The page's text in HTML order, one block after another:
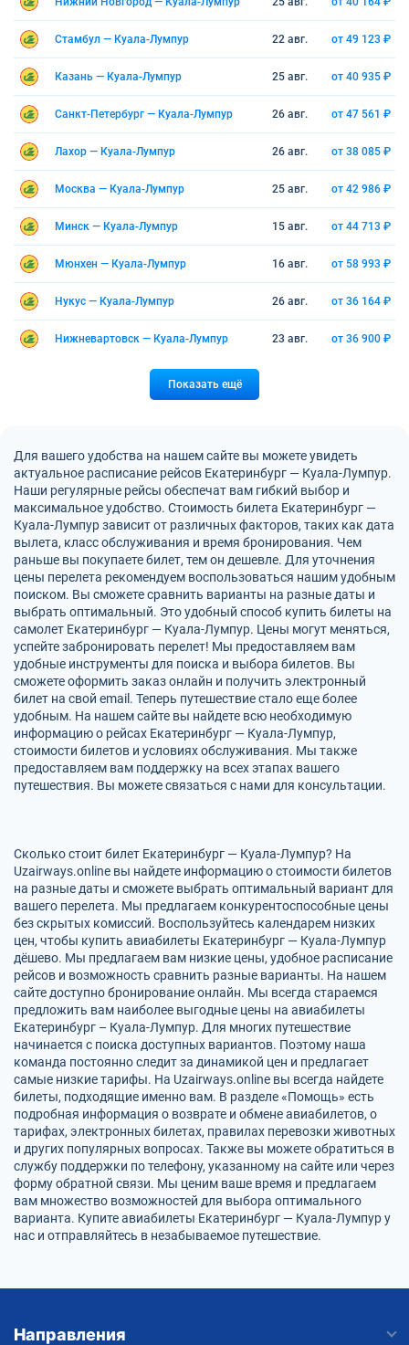
Стамбул — Куала-Лумпур 22 авг. от 49 123 ₽
Казань — Куала-Лумпур 25 авг. от 40 935 ₽
Санкт-Петербург — Куала-Лумпур 26 авг. от 47 561 ₽
Лахор — Куала-Лумпур 26 авг. от 38 085 ₽
Москва — Куала-Лумпур 25 авг. от 42 986 ₽
Минск — Куала-Лумпур 15 авг. от 44 713 ₽
Мюнхен — Куала-Лумпур 16 авг. от 58 993 ₽
Нукус — Куала-Лумпур 26 авг. от 36 164 ₽
Нижневартовск — Куала-Лумпур 23 авг. от 36 900 ₽
Показать ещё
Для вашего удобства на нашем сайте вы можете увидеть
актуальное расписание рейсов Екатеринбург — Куала-Лумпур.
Наши регулярные рейсы обеспечат вам гибкий выбор и
максимальное удобство. Стоимость билета Екатеринбург —
Куала-Лумпур зависит от различных факторов, таких как дата
вылета, класс обслуживания и время бронирования. Чем
раньше вы покупаете билет, тем он дешевле. Для уточнения
цены перелета рекомендуем воспользоваться нашим удобным
поиском. Вы сможете сравнить варианты на разные даты и
выбрать оптимальный. Это удобный способ купить билеты на
самолет Екатеринбург — Куала-Лумпур. Цены могут меняться,
успейте забронировать перелет! Мы предоставляем вам
удобные инструменты для поиска и выбора билетов. Вы
сможете оформить заказ онлайн и получить электронный
билет на свой email. Теперь путешествие стало еще более
удобным. На нашем сайте вы найдете всю необходимую
информацию о рейсах Екатеринбург — Куала-Лумпур,
стоимости билетов и условиях обслуживания. Мы также
предоставляем вам поддержку на всех этапах вашего
путешествия. Вы можете связаться с нами для консультации.
Сколько стоит билет Екатеринбург — Куала-Лумпур? На
Uzairways.online вы найдете информацию о стоимости билетов
на разные даты и сможете выбрать оптимальный вариант для
вашего перелета. Мы предлагаем конкурентоспособные цены
без скрытых комиссий. Воспользуйтесь календарем низких
цен, чтобы купить авиабилеты Екатеринбург — Куала-Лумпур
дёшево. Мы предлагаем вам низкие цены, удобное расписание
рейсов и возможность сравнить разные варианты. На нашем
сайте доступно бронирование онлайн. Мы всегда стараемся
предложить вам наиболее выгодные цены на авиабилеты
Екатеринбург – Куала-Лумпур. Для многих путешествие
начинается с поиска доступных вариантов. Поэтому наша
команда постоянно следит за динамикой цен и предлагает
самые низкие тарифы. На Uzairways.online вы всегда найдете
билеты, подходящие именно вам. В разделе «Помощь» есть
подробная информация о возврате и обмене авиабилетов, о
тарифах, электронных билетах, правилах перевозки животных
и других популярных вопросах. Также вы можете обратиться в
службу поддержки по телефону, указанному на сайте или через
форму обратной связи. Мы ценим ваше время и предлагаем
вам множество возможностей для выбора оптимального
варианта. Купите авиабилеты Екатеринбург — Куала-Лумпур у
нас и отправляйтесь в незабываемое путешествие.
Направления